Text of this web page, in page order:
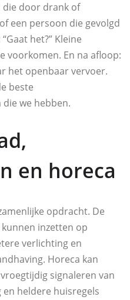
die door drank of
een persoon die gevolgd
het?” Kleine
voorkomen. En na afloop:
het openbaar vervoer.
beste
we hebben.
en horeca
opdracht. De
inzetten op
verlichting en
Horeca kan
signaleren van
heldere huisregels